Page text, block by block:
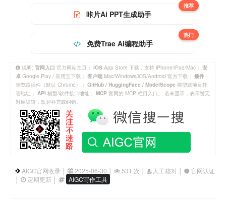
咔片Ai PPT生成助手
推荐
免费Trae Ai编程助手
热门
说明: 官网入口 官方网站主页； IOS App Store 下载，支持 iPhone/iPad/Mac； 安
卓 Google Play / 应用宝下载； 客户端 Mac/Windows/iOS/Android 官方下载； 插件
浏览器插件（默认 Chrome）； GitHub / HuggingFace / ModelScope 模型或项目托
管地址； API 模型/软件接口地址； MCP 官网的 MCP 栏目入口。 若未显示，表示暂无
对应渠道，欢迎补充或纠错。
AIGC官网收录 │ 2025-06-30 │ 531 次 │ 人工核对 │
官网认证
│
定期更新 │ AIGC写作工具